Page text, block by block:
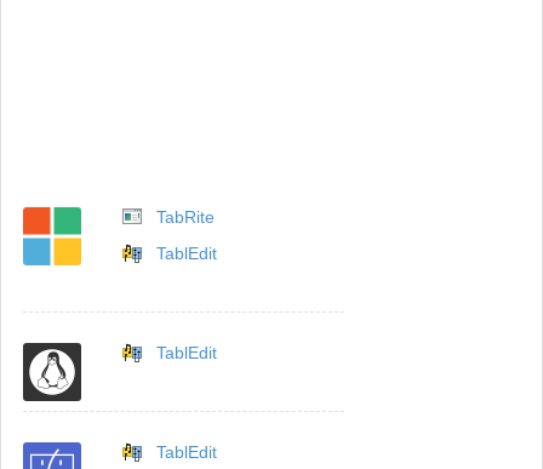
TabRite
TablEdit
TablEdit
TablEdit